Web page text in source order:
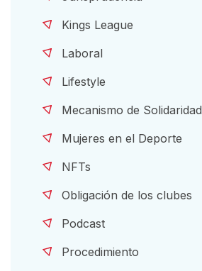
Kings League
Laboral
Lifestyle
Mecanismo de Solidaridad
Mujeres en el Deporte
NFTs
Obligación de los clubes
Podcast
Procedimiento